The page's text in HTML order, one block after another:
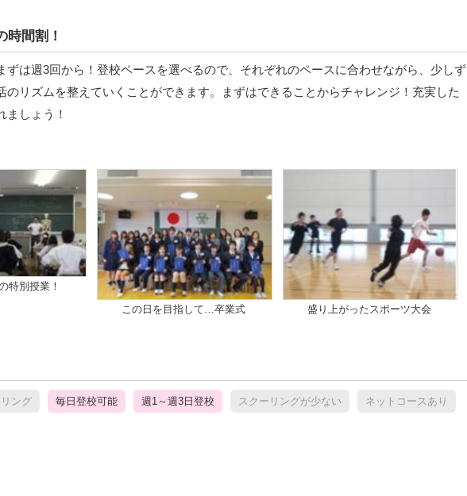
時間割！
ずは週3回から！登校ペースを選べるので、それぞれのペースに合わせながら、少しず
のリズムを整えていくことができます。まずはできることからチャレンジ！充実した
ましょう！
特別授業！
この日を目指して…卒業式
盛り上がったスポーツ大会
ング 毎日登校可能 週1～週3日登校 スクーリングが少ない ネットコースあり